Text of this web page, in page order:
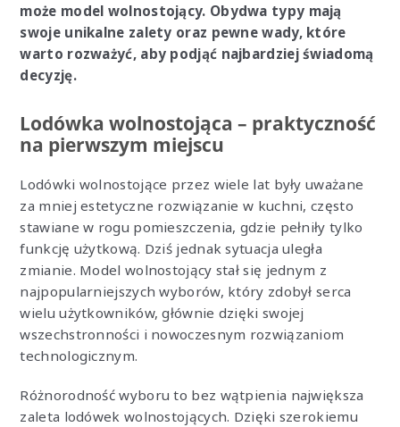
może model wolnostojący. Obydwa typy mają
swoje unikalne zalety oraz pewne wady, które
warto rozważyć, aby podjąć najbardziej świadomą
decyzję.
Lodówka wolnostojąca – praktyczność
na pierwszym miejscu
Lodówki wolnostojące przez wiele lat były uważane
za mniej estetyczne rozwiązanie w kuchni, często
stawiane w rogu pomieszczenia, gdzie pełniły tylko
funkcję użytkową. Dziś jednak sytuacja uległa
zmianie. Model wolnostojący stał się jednym z
najpopularniejszych wyborów, który zdobył serca
wielu użytkowników, głównie dzięki swojej
wszechstronności i nowoczesnym rozwiązaniom
technologicznym.
Różnorodność wyboru to bez wątpienia największa
zaleta lodówek wolnostojących. Dzięki szerokiemu